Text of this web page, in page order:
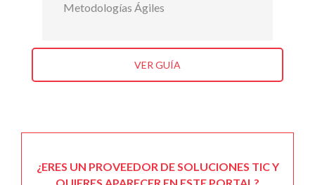
Metodologías Ágiles
VER GUÍA
¿ERES UN PROVEEDOR DE SOLUCIONES TIC Y